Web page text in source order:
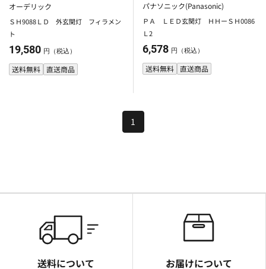
オーデリック
ＳＨ9088ＬＤ 外玄関灯 フィラメン
ト
19,580 円（税込）
送料無料 直送商品
パナソニック(Panasonic)
ＰＡ ＬＥＤ玄関灯 ＨＨーＳＨ0086
Ｌ2
6,578 円（税込）
送料無料 直送商品
1
送料について お届けについて